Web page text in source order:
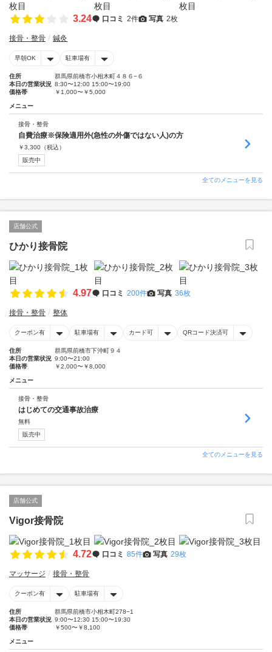
3.24 口コミ 2件 写真 2枚
接骨・整骨 鍼灸
早朝OK 駐車場有
住所
群馬県前橋市小相木町４８６−６
本日の営業状況 8:30〜12:00 15:00〜19:00
価格帯
￥1,000〜￥5,000
メニュー
接骨・整骨
自費治療※保険適用外(急性の外傷ではない人)の方
￥3,300 （税込）
販売中
全てのメニューを見る
店舗公式
ひかり接骨院
4.97 口コミ 200件 写真 36枚
接骨・整骨 整体
クーポン有 駐車場有 カード可 QRコード決済可
住所
群馬県前橋市下沖町９４
本日の営業状況 9:00〜21:00
価格帯
￥2,000〜￥8,000
メニュー
接骨・整骨
はじめての交通事故治療
無料
販売中
全てのメニューを見る
店舗公式
Vigor接骨院
4.72 口コミ 85件 写真 29枚
マッサージ 接骨・整骨
クーポン有 駐車場有
住所
群馬県前橋市小相木町278−1
本日の営業状況 9:00〜12:30 15:00〜19:30
価格帯
￥500〜￥8,100
メニュー